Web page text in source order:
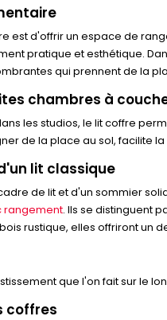
est d'offrir un espace de
pratique et esthétique.
qui prennent de la
chambres à
les studios, le lit coffre
de la place au sol, facilite
lit classique
de lit et d'un sommier
rangement. Ils se distinguent
rustique, elles offriront un
que l'on fait sur le
coffres